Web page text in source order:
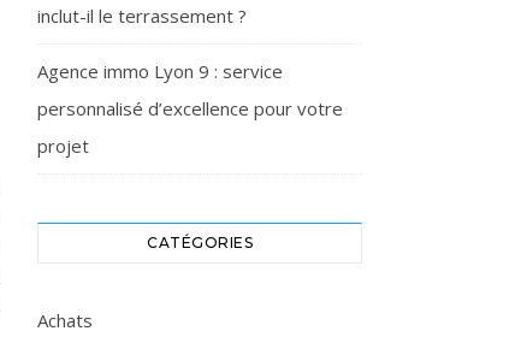
inclut-il le terrassement ?
Agence immo Lyon 9 : service
personnalisé d’excellence pour votre
projet
CATÉGORIES
Achats